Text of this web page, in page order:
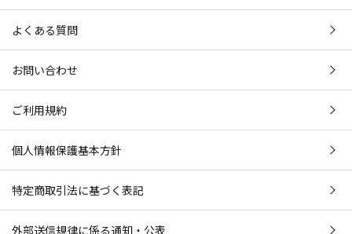
よくある質問
お問い合わせ
ご利用規約
個人情報保護基本方針
特定商取引法に基づく表記
外部送信規律に係る通知・公表